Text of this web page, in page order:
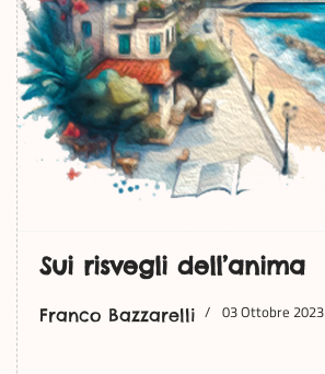
Sui risvegli dell’anima
Franco Bazzarelli 03 Ottobre 2023